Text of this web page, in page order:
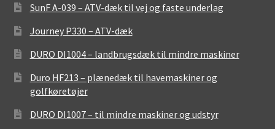
SunF A-039 – ATV-dæk til vej og faste underlag
Journey P330 – ATV-dæk
DURO DI1004 – landbrugsdæk til mindre maskiner
Duro HF213 – plænedæk til havemaskiner og
golfkøretøjer
DURO DI1007 – til mindre maskiner og udstyr